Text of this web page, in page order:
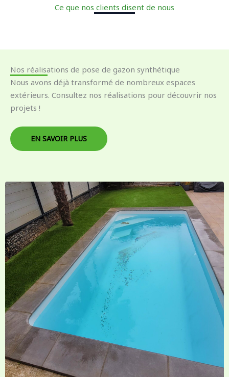
Ce que nos clients disent de nous
Nos réalisations de pose de gazon synthétique
Nous avons déjà transformé de nombreux espaces
extérieurs. Consultez nos réalisations pour découvrir nos
projets !
EN SAVOIR PLUS